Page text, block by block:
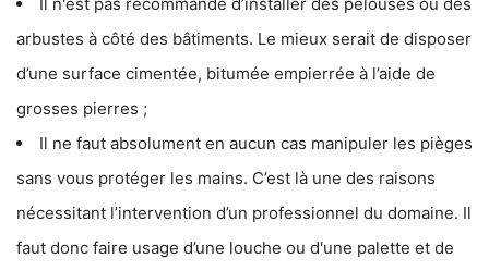
arbustes à côté des bâtiments. Le mieux serait de disposer
d’une surface cimentée, bitumée empierrée à l’aide de
grosses pierres ;
Il ne faut absolument en aucun cas manipuler les pièges
sans vous protéger les mains. C’est là une des raisons
nécessitant l’intervention d’un professionnel du domaine. Il
faut donc faire usage d’une louche ou d'une palette et de